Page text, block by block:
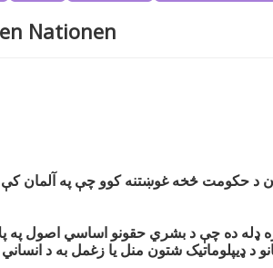
Nationen
د حکومت څخه غوښتنه کوو چې په آلمان
ډله ده چې د بشري حقونو اساسي اصول په
د ډیپلوماتیک شتون منل یا زغمل به د